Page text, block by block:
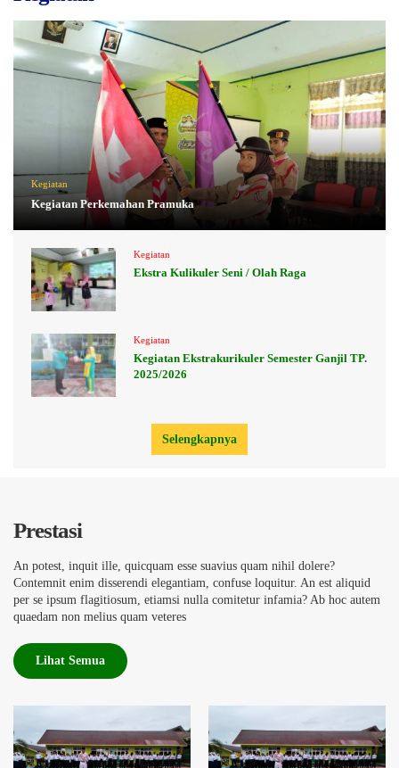
Kegiatan
Kegiatan Perkemahan Pramuka
Kegiatan
Ekstra Kulikuler Seni / Olah Raga
Kegiatan
Kegiatan Ekstrakurikuler Semester Ganjil TP.
2025/2026
Selengkapnya
Prestasi
An potest, inquit ille, quicquam esse suavius quam nihil dolere?
Contemnit enim disserendi elegantiam, confuse loquitur. An est aliquid
per se ipsum flagitiosum, etiamsi nulla comitetur infamia? Ab hoc autem
quaedam non melius quam veteres
Lihat Semua